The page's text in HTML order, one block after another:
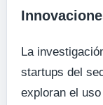
La
startups del
exploran el